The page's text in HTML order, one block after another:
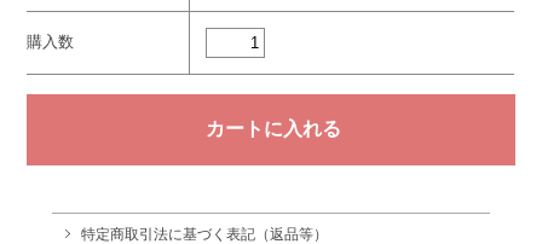
購入数
特定商取引法に基づく表記（返品等）